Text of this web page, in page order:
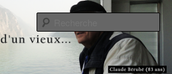
d'un vieux…
et +